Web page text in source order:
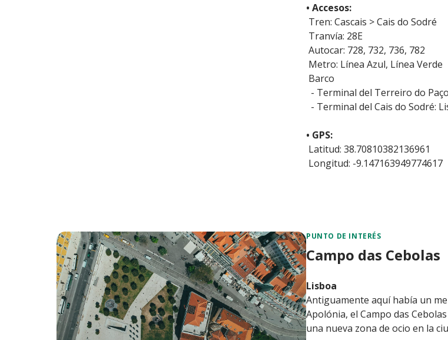
• Accesos:
Tren: Cascais > Cais do Sodré
Tranvía: 28E
Autocar: 728, 732, 736, 782
Metro: Línea Azul, Línea Verde
Barco
- Terminal del Terreiro do
- Terminal del Cais do Sodré:
• GPS:
Latitud: 38.70810382136961
Longitud: -9.147163949774617
PUNTO DE INTERÉS
Campo das Cebolas
Lisboa
Antiguamente aquí había un
Apolónia, el Campo das
una nueva zona de ocio en la